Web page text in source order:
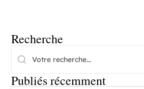
Recherche
Publiés récemment